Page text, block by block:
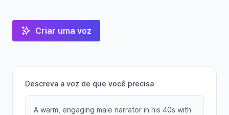
Criar uma voz
Descreva a voz de que você precisa
A warm, engaging male narrator in his 40s with